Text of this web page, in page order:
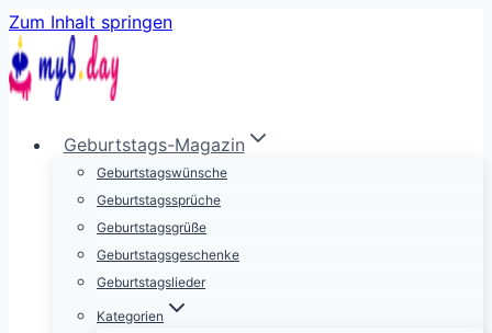
Zum Inhalt springen
Geburtstags-Magazin
Geburtstagswünsche
Geburtstagssprüche
Geburtstagsgrüße
Geburtstagsgeschenke
Geburtstagslieder
Kategorien